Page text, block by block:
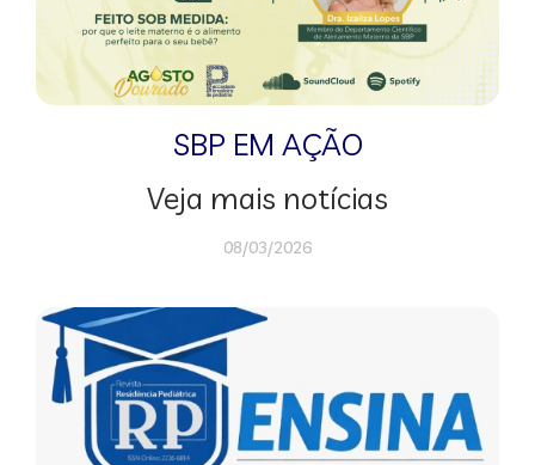
SBP EM AÇÃO
Veja mais notícias
08/03/2026